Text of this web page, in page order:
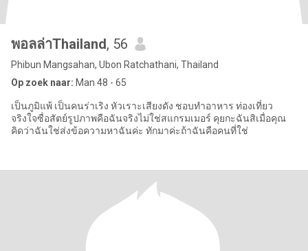
พอลล่าThailand, 56
Phibun Mangsahan, Ubon Ratchathani, Thailand
Op zoek naar: Man 48 - 65
เป็นภูมิแพ้ เป็นคนร่าเริง หัวเราะเสียงดัง ชอบทำอาหาร ท่องเที่ยว
จริงใจซื่อสัตย์รูปภาพคือฉันจริงไม่ใช่สแกรมเมอร์ คุยกะฉันสิเมื่อคุณ
คิดว่าฉันใช่ส่งข้อความหาฉันค่ะ ทักมาค่ะถ้าฉันคือคนที่ใช่